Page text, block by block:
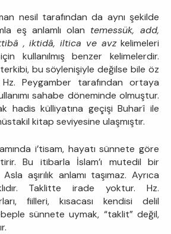
nesil tarafından da aynı şekilde
eş anlamlı olan temessük, add,
, iktidâ, iltica ve avzkelimeleri
kullanılmış benzer kelimelerdir.
terkibi, bu söylenişiyle değilse bile öz
Peygamber tarafından ortaya
sahabe döneminde olmuştur.
hadis külliyatına geçişi Buharî ile
kitap seviyesine ulaşmıştır.
i’tisam, hayatı sünnete göre
Bu itibarla İslam’ı mutedil bir
aşırılık anlamı taşımaz. Ayrıca
Taklitte irade yoktur. Hz.
fiilleri, kısacası kendisi delil
sünnete uymak, “taklit” değil,